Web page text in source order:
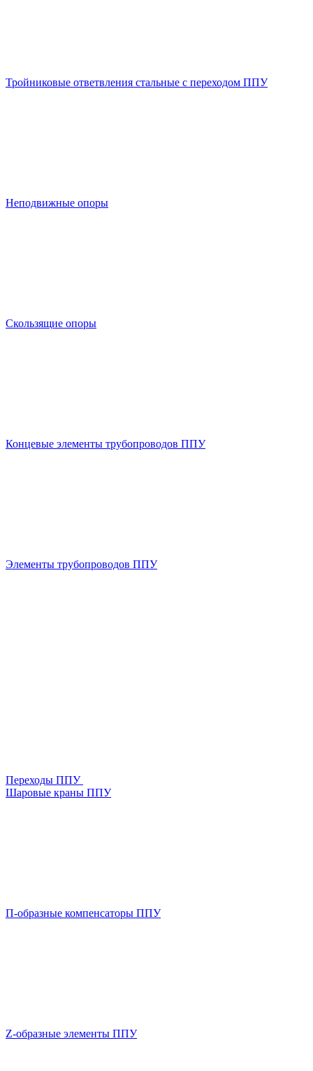
Тройниковые ответвления стальные с переходом ППУ
Неподвижные опоры
Скользящие опоры
Концевые элементы трубопроводов ППУ
Элементы трубопроводов ППУ
Переходы ППУ
Шаровые краны ППУ
П-образные компенсаторы ППУ
Z-образные элементы ППУ